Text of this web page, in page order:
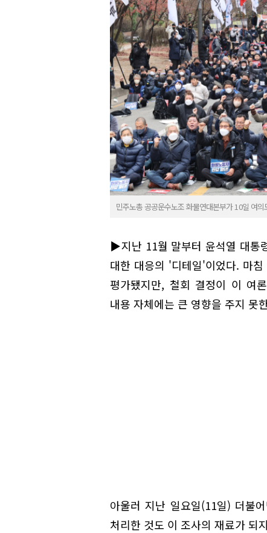
민주노총 공공운수노조 화물연대본부가 10일 여
▶지난 11월 말부터 윤석열 대통
대한 대응의 '디테일'이었다. 마
평가됐지만, 철회 결정이 이 여
내용 자체에는 큰 영향을 주지 못
아울러 지난 일요일(11일) 더불
처리한 것도 이 조사의 재료가 되